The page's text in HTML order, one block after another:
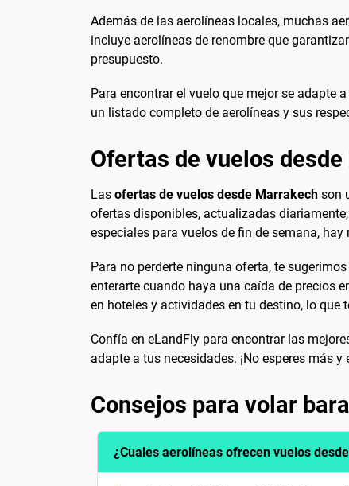
Además de las aerolíneas locales, muchas
incluye aerolíneas de renombre que
presupuesto.
Para encontrar el vuelo que mejor se adapte
un listado completo de aerolíneas y sus
Ofertas de vuelos
Las ofertas de vuelos desde Marrakech son
ofertas disponibles, actualizadas
especiales para vuelos de fin de semana,
Para no perderte ninguna oferta, te
enterarte cuando haya una caída de precios
en hoteles y actividades en tu destino, lo
Confía en eLandFly para encontrar las
adapte a tus necesidades. ¡No esperes más
Consejos para volar
¿Cuales aerolíneas ofrecen vuelos